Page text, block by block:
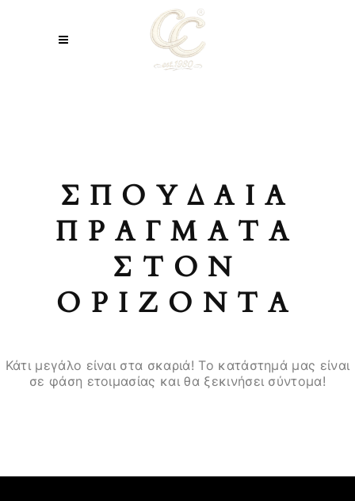
ΣΠΟΥΔΑΊΑ
ΠΡΆΓΜΑΤΑ
ΣΤΟΝ
ΟΡΊΖΟΝΤΑ
Κάτι μεγάλο είναι στα σκαριά! Το κατάστημά μας είναι
σε φάση ετοιμασίας και θα ξεκινήσει σύντομα!